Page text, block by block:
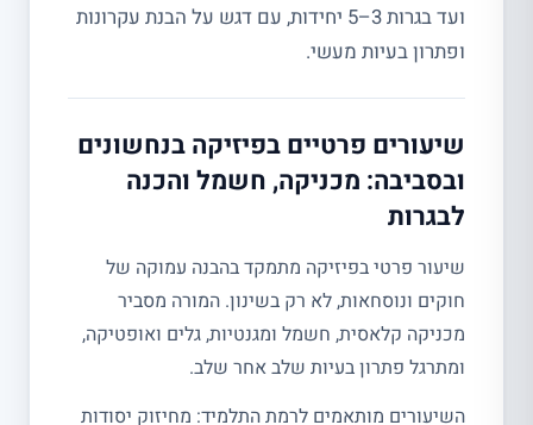
ועד בגרות 3–5 יחידות, עם דגש על הבנת עקרונות
ופתרון בעיות מעשי.
שיעורים פרטיים בפיזיקה בנחשונים
ובסביבה: מכניקה, חשמל והכנה
לבגרות
שיעור פרטי בפיזיקה מתמקד בהבנה עמוקה של
חוקים ונוסחאות, לא רק בשינון. המורה מסביר
מכניקה קלאסית, חשמל ומגנטיות, גלים ואופטיקה,
ומתרגל פתרון בעיות שלב אחר שלב.
השיעורים מותאמים לרמת התלמיד: מחיזוק יסודות